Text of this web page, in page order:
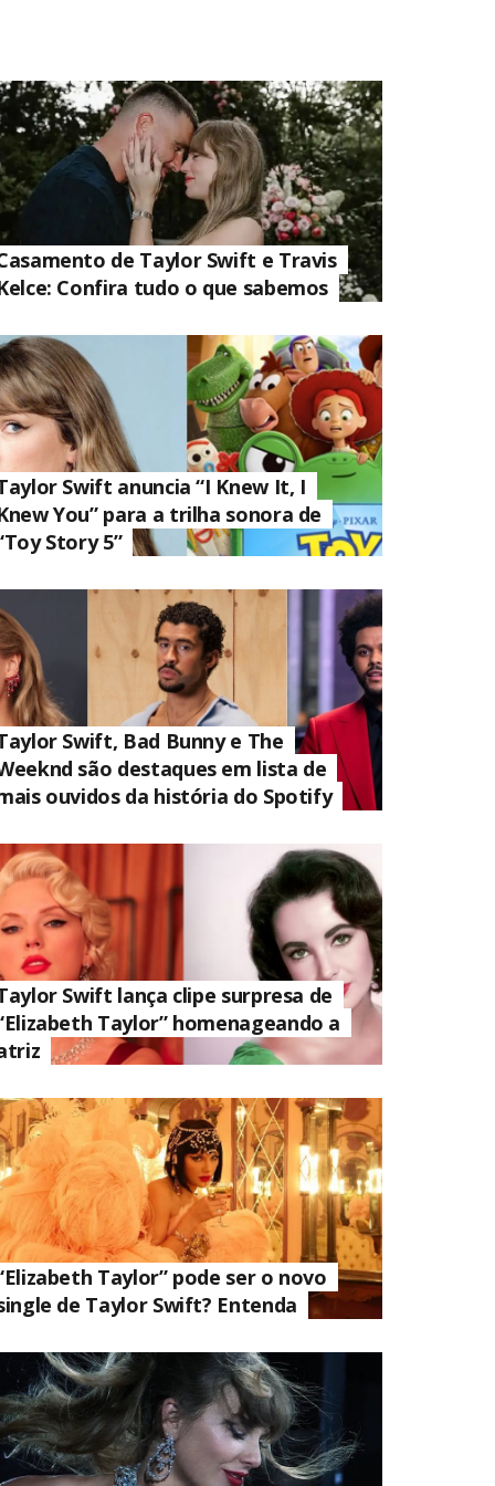
de Taylor Swift e Travis
Confira tudo o que sabemos
Swift anuncia “I Knew It, I
You” para a trilha sonora de
Story 5”
Swift, Bad Bunny e The
são destaques em lista de
ouvidos da história do Spotify
Swift lança clipe surpresa de
Taylor” homenageando a
Taylor” pode ser o novo
de Taylor Swift? Entenda